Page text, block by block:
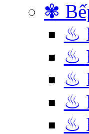
✾
♨
♨
♨
♨
♨